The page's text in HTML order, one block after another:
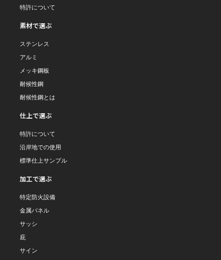
特許について
素材で選ぶ
ステンレス
アルミ
メッキ鋼板
耐候性鋼
耐候性鋼とは
仕上で選ぶ
特許について
沿岸地での使用
標準仕上サンプル
加工で選ぶ
特定防火設備
金属パネル
サッシ
庇
サイン